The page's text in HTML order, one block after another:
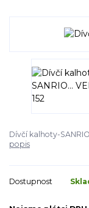
Dívčí kalhoty-
popis
Dostupnost